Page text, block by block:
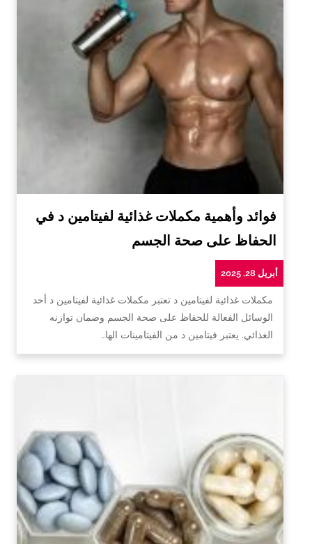
فوائد وأهمية مكملات غذائية لفيتامين د في
الحفاظ على صحة الجسم
أبريل 28, 2025
مكملات غذائية لفيتامين د تعتبر مكملات غذائية لفيتامين د أحد
الوسائل الفعالة للحفاظ على صحة الجسم وضمان توازنه
الغذائي. يعتبر فيتامين د من الفيتامينات الها…